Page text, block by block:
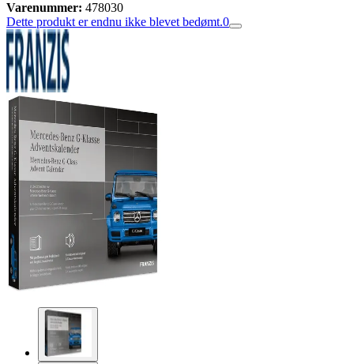
Varenummer: 478030
Dette produkt er endnu ikke blevet bedømt.0